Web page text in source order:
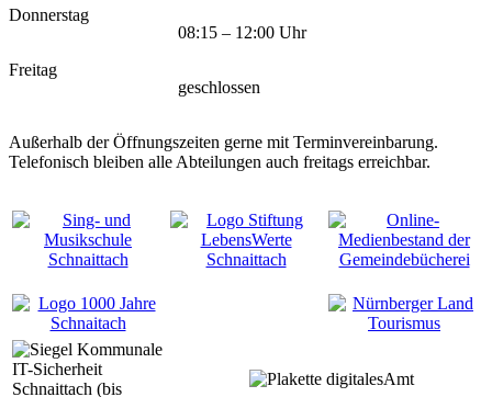
Donnerstag
08:15 – 12:00 Uhr
Freitag
geschlossen
Außerhalb der Öffnungszeiten gerne mit Terminvereinbarung.
Telefonisch bleiben alle Abteilungen auch freitags erreichbar.